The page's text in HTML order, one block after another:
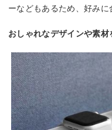
ーなどもあるため、好みに
おしゃれなデザインや素材